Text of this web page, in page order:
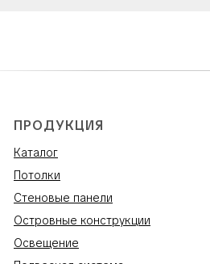
ПРОДУКЦИЯ
Каталог
Потолки
Стеновые панели
Островные конструкции
Освещение